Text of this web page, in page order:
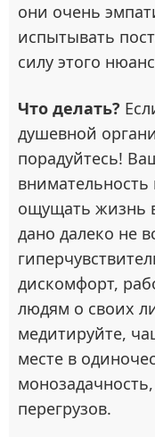
они очень
испытывать
силу этого
Что делать?
душевной
порадуйтесь!
ощущать жизнь
дано далеко не
дискомфорт,
людям о своих
медитируйте,
месте в
перегрузов.